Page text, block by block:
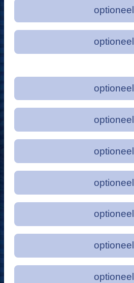
optioneel
optioneel
optioneel
optioneel
optioneel
optioneel
optioneel
optioneel
optioneel